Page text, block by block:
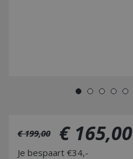
€ 199,00 € 165,00
Je bespaart €34,-